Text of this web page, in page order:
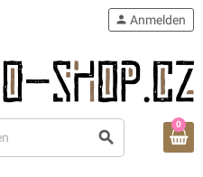
search
person Anmelden
0